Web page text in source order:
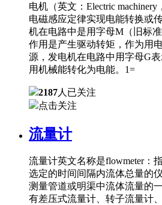
电机（英文：Electric
电磁感应定律实现电能转换或
机在电路中是用字母M（旧标
作用是产生驱动转矩，作为用
源，发电机在电路中用字母G
用机械能转化为电能。1=
2187人已关注
点击关注
流量计
流量计英文名称是flowmeter：
选定的时间间隔内流体总量的
测量管道或明渠中流体流量的
有差压式流量计、转子流量计